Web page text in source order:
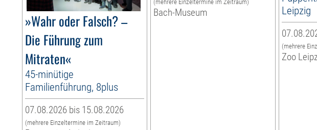
»Wahr oder Falsch? –
Die Führung zum
Mitraten«
45-minütige
Familienführung, 8plus
07.08.2026 bis 15.08.2026
(mehrere Einzeltermine im Zeitraum)
(mehrere Einzeltermine im Zeitraum)
Bach-Museum
Leipzig
(mehrere
Zoo